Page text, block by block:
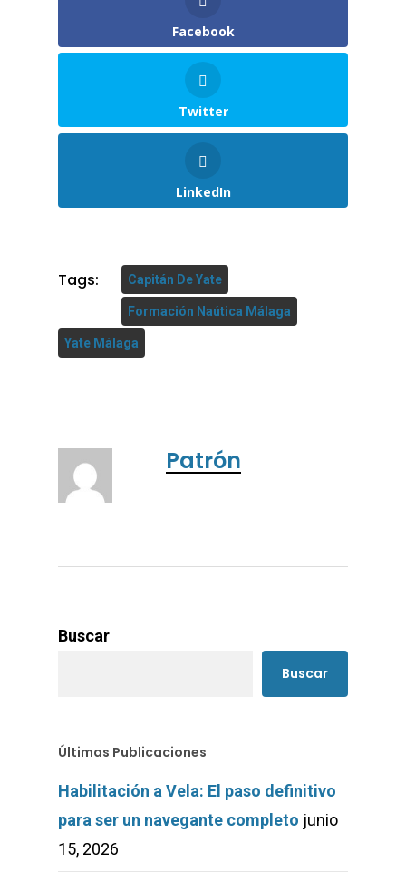
Facebook
Twitter
LinkedIn
Tags: Capitán De Yate
Formación Naútica Málaga
Yate Málaga
Patrón
Buscar
Buscar
Últimas Publicaciones
Habilitación a Vela: El paso definitivo
para ser un navegante completo junio
15, 2026